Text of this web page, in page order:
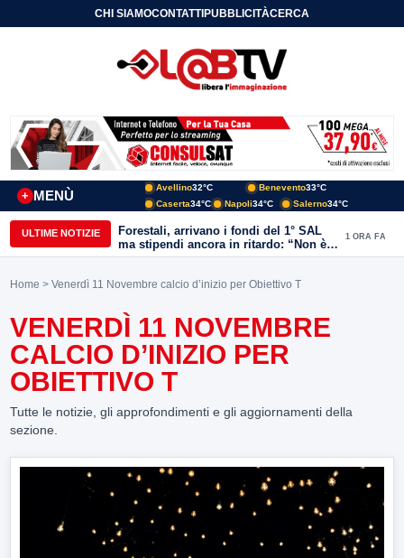
CHI SIAMOCONTATTIPUBBLICITÀCERCA
MENÙ
+
Avellino32°C Benevento33°C
Caserta34°C Napoli34°C Salerno34°C
ULTIME NOTIZIE
Forestali, arrivano i fondi del 1° SAL
ma stipendi ancora in ritardo: “Non è
più sostenibile”
1 ORA FA
Home > Venerdì 11 Novembre calcio d’inizio per Obiettivo T
VENERDÌ 11 NOVEMBRE
CALCIO D’INIZIO PER
OBIETTIVO T
Tutte le notizie, gli approfondimenti e gli aggiornamenti della
sezione.